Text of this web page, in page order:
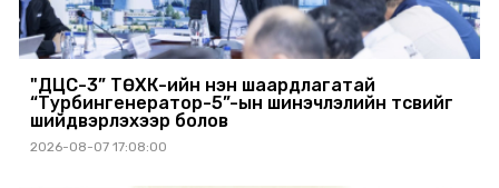
"ДЦС-3” ТӨХК-ийн нэн шаардлагатай
“Турбингенератор-5”-ын шинэчлэлийн төсвийг
шийдвэрлэхээр болов
2026-08-07 17:08:00